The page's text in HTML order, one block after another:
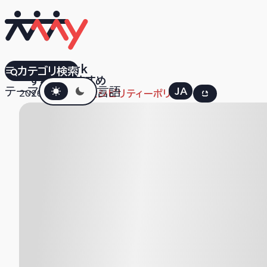
すべておすすめ
テーマダークモード言語 JA EN
カテゴリ検索
AAArdvark
2026.04.03 アクセシビリティーポリシー